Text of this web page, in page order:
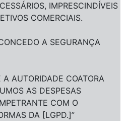
IMPRESCINDÍVEIS
COMERCIAIS.
A SEGURANÇA
AUTORIDADE COATORA
AS DESPESAS
COM O
DA [LGPD.]”